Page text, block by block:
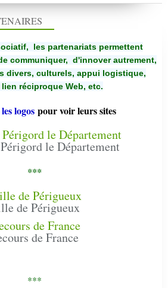
les partenariats permettent
communiquer, d'innover autrement,
divers, culturels, appui logistique,
réciproque Web, etc.
les logos pour voir leurs sites
le Département
***
de Périgueux
de France
***